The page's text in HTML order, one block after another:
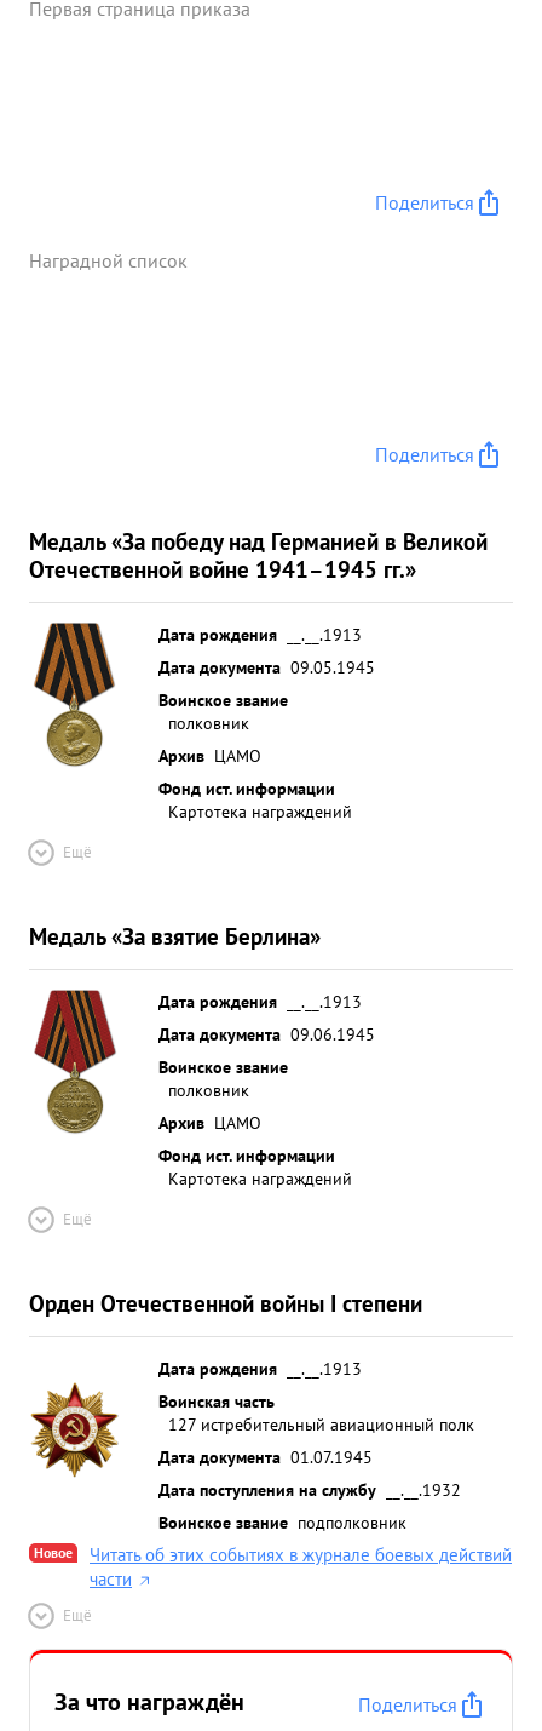
Первая страница приказа
Поделиться
Наградной список
Поделиться
Медаль «За победу над Германией в Великой
Отечественной войне 1941–1945 гг.»
Дата рождения
__.__.1913
Дата документа 09.05.1945
Воинское звание
полковник
Архив ЦАМО
Фонд ист. информации
Картотека награждений
Ещё
Медаль «За взятие Берлина»
Дата рождения
__.__.1913
Дата документа 09.06.1945
Воинское звание
полковник
Архив ЦАМО
Фонд ист. информации
Картотека награждений
Ещё
Орден Отечественной войны I степени
Дата рождения
__.__.1913
Воинская часть
127 истребительный авиационный полк
Дата документа 01.07.1945
Дата поступления на службу
__.__.1932
Воинское звание подполковник
Новое
Читать об этих событиях в журнале боевых действий
части
Ещё
За что награждён
Поделиться